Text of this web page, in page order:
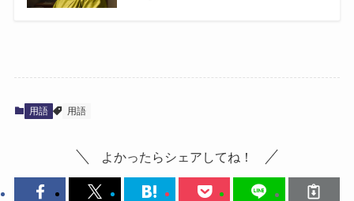
用語 用語
よかったらシェアしてね！